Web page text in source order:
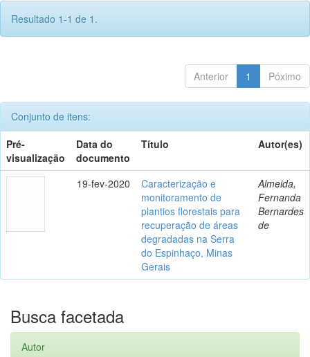
Resultado 1-1 de 1.
Anterior 1 Póximo
Conjunto de itens:
Pré-
visualização
Data do
documento
Título Autor(es)
19-fev-2020
Caracterização e
monitoramento de
plantios florestais para
recuperação de áreas
degradadas na Serra
do Espinhaço, Minas
Gerais
Almeida,
Fernanda
Bernardes
de
Busca facetada
Autor